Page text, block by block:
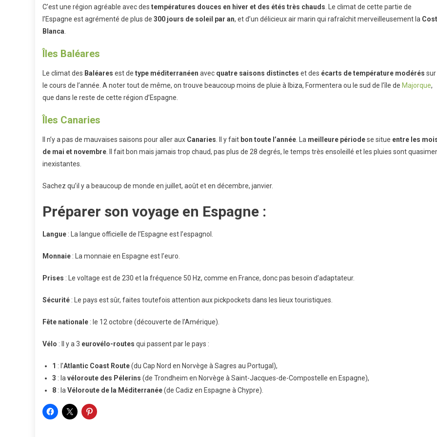
C’est une région agréable avec des températures douces en hiver et des étés très chauds . Le climat de cette partie de
l’Espagne est agrémenté de plus de 300 jours de soleil par an, et d’un délicieux air marin qui rafraîchit merveilleusement la
Blanca
Îles Baléares
Le climat des Baléares est de type méditerranéen avec quatre saisons distinctes et des écarts de température modérés sur
le cours de l’année. A noter tout de même, on trouve beaucoup moins de pluie à Ibiza, Formentera ou le sud de l’île de Majorque,
que dans le reste de cette région d’Espagne.
Îles Canaries
Il n’y a pas de mauvaises saisons pour aller aux Canaries . Il y fait bon toute l’année . La meilleure périodese situe entre les
de mai et novembre . Il fait bon mais jamais trop chaud, pas plus de 28 degrés, le temps très ensoleillé et les pluies sont
inexistantes.
Sachez qu’il y a beaucoup de monde en juillet, août et en décembre, janvier.
Préparer son voyage en Espagne :
Langue : La langue officielle de l’Espagne est l’espagnol.
Monnaie : La monnaie en Espagne est l’euro.
Prises : Le voltage est de 230 et la fréquence 50 Hz, comme en France, donc pas besoin d’adaptateur.
Sécurité : Le pays est sûr, faites toutefois attention aux pickpockets dans les lieux touristiques.
Fête nationale : le 12 octobre (découverte de l’Amérique).
Vélo : Il y a 3 eurovélo-routes qui passent par le pays :
1 : l’Atlantic Coast Route(du Cap Nord en Norvège à Sagres au Portugal),
3 : la véloroute des Pélerins (de Trondheim en Norvège à Saint-Jacques-de-Compostelle en Espagne),
8 : la Véloroute de la Méditerranée(de Cadiz en Espagne à Chypre).